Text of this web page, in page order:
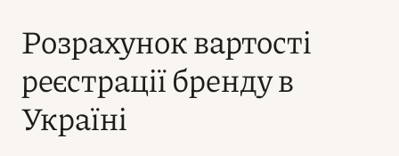
Розрахунок вартості
реєстрації бренду в
Україні